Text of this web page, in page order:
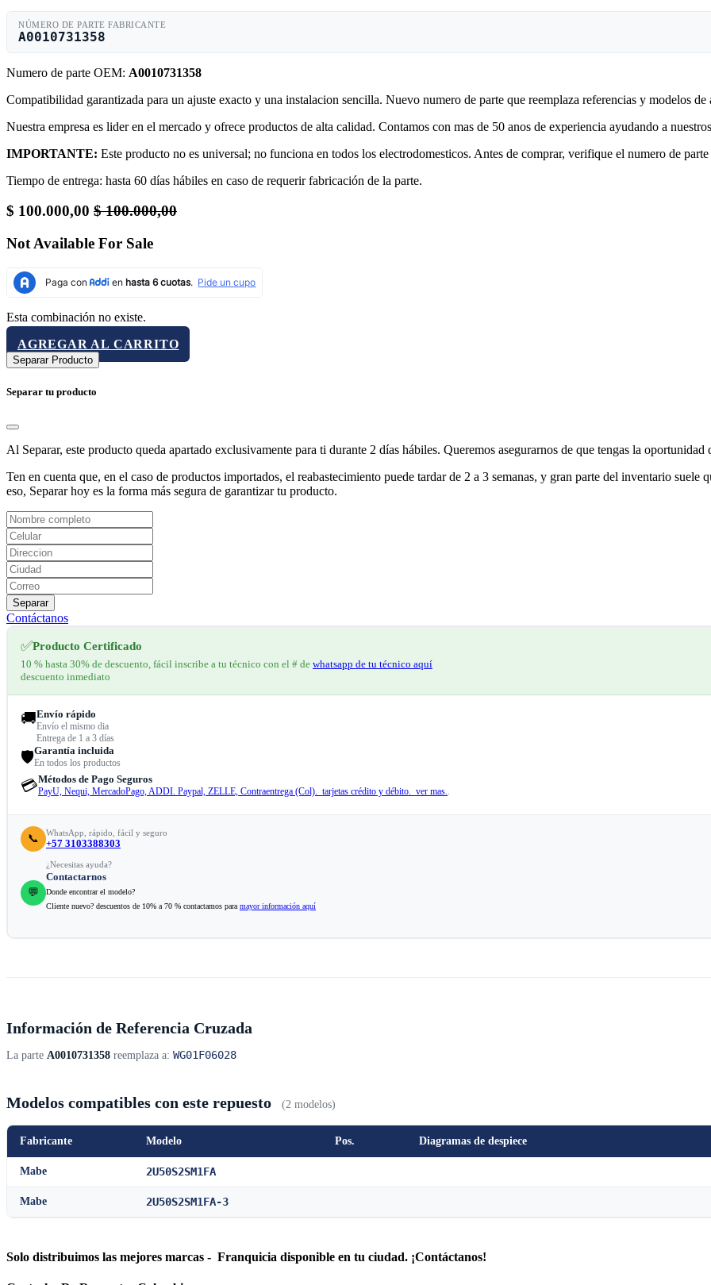
NÚMERO DE PARTE FABRICANTE
A0010731358
Numero de parte OEM: A0010731358
Compatibilidad garantizada para un ajuste exacto y una instalacion sencilla. Nuevo numero de parte que reemplaza referencias y modelos de
Nuestra empresa es lider en el mercado y ofrece productos de alta calidad. Contamos con mas de 50 anos de experiencia ayudando a
IMPORTANTE: Este producto no es universal; no funciona en todos los electrodomesticos. Antes de comprar, verifique el numero de
Tiempo de entrega: hasta 60 días hábiles en caso de requerir fabricación de la parte.
$ 100.000,00 $100.000,00
Not Available For Sale
Esta combinación no existe.
AGREGAR AL CARRITO
Separar Producto
Separar tu producto
Al Separar, este producto queda apartado exclusivamente para ti durante 2 días hábiles. Queremos asegurarnos de que tengas la oportunidad
Ten en cuenta que, en el caso de productos importados, el reabastecimiento puede tardar de 2 a 3 semanas, y gran parte del inventario
eso, Separar hoy es la forma más segura de garantizar tu producto.
Separar
Contáctanos
✅Producto Certificado
10 % hasta 30% de descuento, fácil inscribe a tu técnico con el # de whatsapp de tu técnico aquí
descuento inmediato
🚚Envío rápido
Envío el mismo dia
Entrega de 1 a 3 días
🛡️Garantía incluida
En todos los productos
💳Métodos de Pago Seguros
PayU, Nequi, MercadoPago, ADDI. Paypal, ZELLE, Contraentrega (Col). tarjetas crédito y débito. ver mas..
📞 WhatsApp, rápido, fácil y seguro
+57 3103388303
💬
¿Necesitas ayuda?
Contactarnos
Donde encontrar el modelo?
Cliente nuevo? descuentos de 10% a 70 % contactamos para mayor información aquí
Información de Referencia Cruzada
La parte A0010731358 reemplaza a: WG01F06028
Modelos compatibles con este repuesto (2 modelos)
Fabricante Modelo Pos. Diagramas de despiece
Mabe 2U50S2SM1FA
Mabe 2U50S2SM1FA-3
Solo distribuimos las mejores marcas - Franquicia disponible en tu ciudad. ¡Contáctanos!